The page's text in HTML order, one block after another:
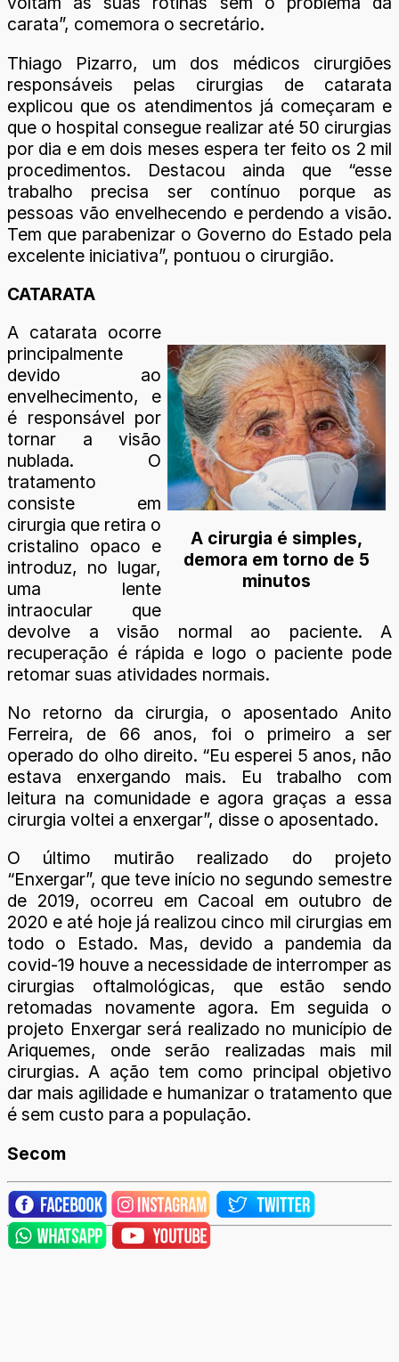
carata”, comemora o secretário.
Thiago Pizarro, um dos médicos cirurgiões
responsáveis pelas cirurgias de catarata
explicou que os atendimentos já começaram e
que o hospital consegue realizar até 50 cirurgias
por dia e em dois meses espera ter feito os 2 mil
procedimentos. Destacou ainda que “esse
trabalho precisa ser contínuo porque as
pessoas vão envelhecendo e perdendo a visão.
Tem que parabenizar o Governo do Estado pela
excelente iniciativa”, pontuou o cirurgião.
CATARATA
A cirurgia é simples,
demora em torno de 5
minutos
A catarata ocorre
principalmente
devido ao
envelhecimento, e
é responsável por
tornar a visão
nublada. O
tratamento
consiste em
cirurgia que retira o
cristalino opaco e
introduz, no lugar,
uma lente
intraocular que
devolve a visão normal ao paciente. A
recuperação é rápida e logo o paciente pode
retomar suas atividades normais.
No retorno da cirurgia, o aposentado Anito
Ferreira, de 66 anos, foi o primeiro a ser
operado do olho direito. “Eu esperei 5 anos, não
estava enxergando mais. Eu trabalho com
leitura na comunidade e agora graças a essa
cirurgia voltei a enxergar”, disse o aposentado.
O último mutirão realizado do projeto
“Enxergar”, que teve início no segundo semestre
de 2019, ocorreu em Cacoal em outubro de
2020 e até hoje já realizou cinco mil cirurgias em
todo o Estado. Mas, devido a pandemia da
covid-19 houve a necessidade de interromper as
cirurgias oftalmológicas, que estão sendo
retomadas novamente agora. Em seguida o
projeto Enxergar será realizado no município de
Ariquemes, onde serão realizadas mais mil
cirurgias. A ação tem como principal objetivo
dar mais agilidade e humanizar o tratamento que
é sem custo para a população.
Secom